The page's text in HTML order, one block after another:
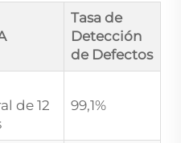
Tasa de
Detección
de Defectos
de 12
99,1%